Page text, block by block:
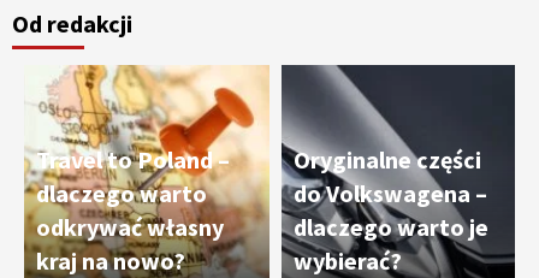
Od redakcji
Travel to Poland –
dlaczego warto
odkrywać własny
kraj na nowo?
Oryginalne części
do Volkswagena –
dlaczego warto je
wybierać?
3
nowoczesne technologie precyzyjnej
obróbki materiałów
4
Czy sztuczna inteligencja wyprze pracę
geodety w przyszłości?